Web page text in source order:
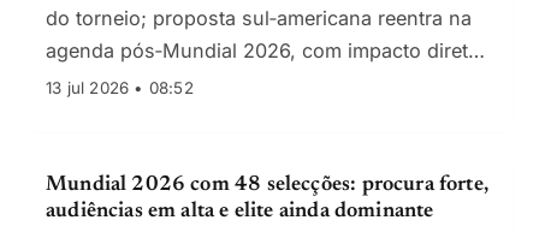
do torneio; proposta sul‑americana reentra na
agenda pós‑Mundial 2026, com impacto direto
em direitos, receitas e qualificação
13 jul 2026 • 08:52
Mundial 2026 com 48 selecções: procura forte,
audiências em alta e elite ainda dominante